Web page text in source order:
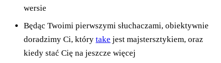
wersie
Będąc Twoimi pierwszymi słuchaczami, obiektywnie
doradzimy Ci, który take jest majstersztykiem, oraz
kiedy stać Cię na jeszcze więcej